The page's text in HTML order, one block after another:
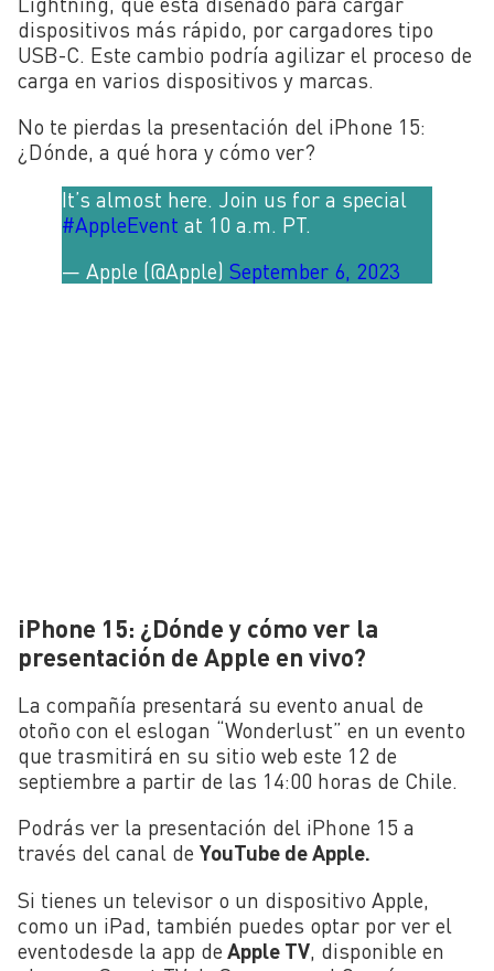
dispositivos más rápido, por cargadores tipo
USB-C. Este cambio podría agilizar el proceso de
carga en varios dispositivos y marcas.
No te pierdas la presentación del iPhone 15:
¿Dónde, a qué hora y cómo ver?
It’s almost here. Join us for a special
#AppleEvent at 10 a.m. PT.
— Apple (@Apple) September 6, 2023
iPhone 15: ¿Dónde y cómo ver la
presentación de Apple en vivo?
La compañía presentará su evento anual de
otoño con el eslogan “Wonderlust” en un evento
que trasmitirá en su sitio web este 12 de
septiembre a partir de las 14:00 horas de Chile.
Podrás ver la presentación del iPhone 15 a
través del canal de YouTube de Apple.
Si tienes un televisor o un dispositivo Apple,
como un iPad, también puedes optar por ver el
eventodesde la app de Apple TV , disponible en